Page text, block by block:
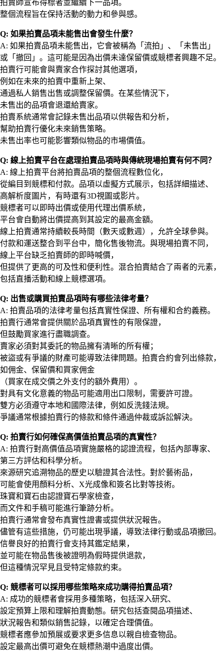
拍賣師宣布得標者並繼續下一品項。
整個流程旨在保持活動的動力和參與感。
Q: 如果拍賣品項未能售出會發生什麼？
A: 如果拍賣品項未能售出，它會被稱為「流拍」、「未售出」
或「撤回」。這可能是因為出價未達保留價或競標者興趣不足。
拍賣行可能會與賣家合作探討其他選項，
例如在未來的拍賣中重新上架、
通過私人銷售出售或調整保留價。在某些情況下，
未售出的品項會退還給賣家。
拍賣系統通常會記錄未售出品項以供報告和分析，
幫助拍賣行優化未來銷售策略。
未售出率也可能影響類似物品的市場價值。
Q: 線上拍賣平台在處理拍賣品項時與傳統現場拍賣有何不同？
A: 線上拍賣平台將拍賣品項的整個流程數位化，
從編目到競標和付款。品項以虛擬方式展示，包括詳細描述、
高解析度圖片，有時還有3D視圖或影片。
競標者可以即時出價或使用代理出價系統，
平台會自動將出價提高到其設定的最高金額。
線上拍賣通常持續較長時間（數天或數週），允許全球參與。
付款和運送整合到平台中，簡化售後物流。與現場拍賣不同，
線上平台缺乏拍賣師的即時喊價，
但提供了更高的可及性和便利性。混合拍賣結合了兩者的元素，
包括直播活動和線上競標選項。
Q: 出售或購買拍賣品項時有哪些法律考量？
A: 拍賣品項的法律考量包括真實性保證、所有權和合約義務。
拍賣行通常會提供關於品項真實性的有限保證，
但鼓勵買家進行盡職調查。
賣家必須對其委託的物品擁有清晰的所有權；
被盜或有爭議的財產可能導致法律問題。拍賣合約會列出條款，
如佣金、保留價和買家佣金
（買家在成交價之外支付的額外費用）。
對具有文化意義的物品可能適用出口限制，需要許可證。
雙方必須遵守本地和國際法律，例如反洗錢法規。
爭議通常根據拍賣行的條款和條件通過仲裁或訴訟解決。
Q: 拍賣行如何確保高價值拍賣品項的真實性？
A: 拍賣行對高價值品項實施嚴格的認證流程，包括內部專家、
第三方評估和科學分析。
來源研究追溯物品的歷史以驗證其合法性。對於藝術品，
可能會使用顏料分析、X光成像和簽名比對等技術。
珠寶和寶石由認證寶石學家檢查，
而文件和手稿可能進行筆跡分析。
拍賣行通常會發布真實性證書或提供狀況報告。
儘管有這些措施，仍可能出現爭議，導致法律行動或品項撤回。
信譽良好的拍賣行會支持其鑑定結果，
並可能在物品售後被證明為假時提供退款，
但這種情況罕見且受特定條款約束。
Q: 競標者可以採用哪些策略來成功購得拍賣品項？
A: 成功的競標者會採用多種策略，包括深入研究、
設定預算上限和理解拍賣動態。研究包括查閱品項描述、
狀況報告和類似銷售記錄，以確定合理價值。
競標者應參加預展或要求更多信息以親自檢查物品。
設定最高出價可避免在競標熱潮中過度出價。